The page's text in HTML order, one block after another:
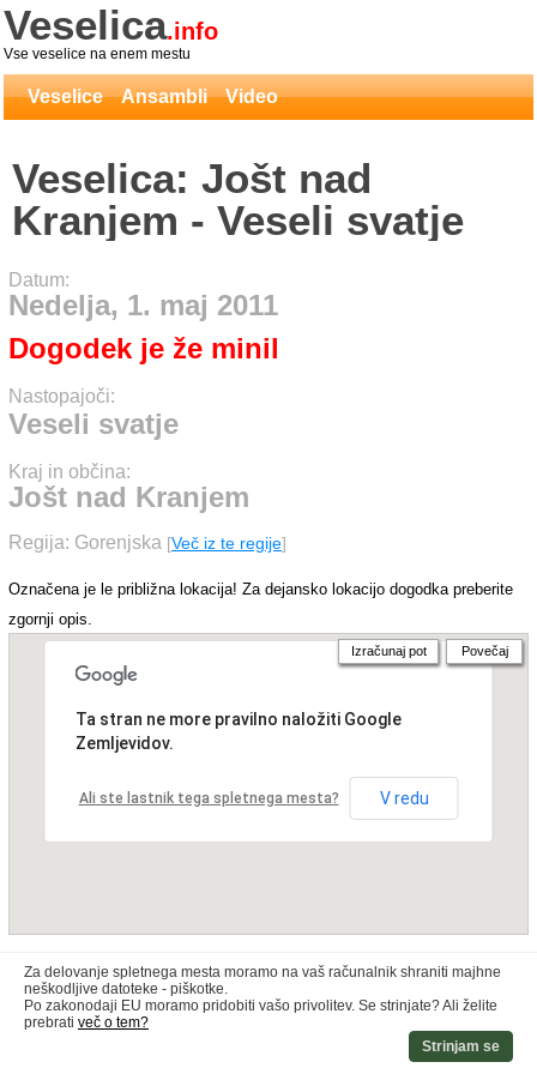
Veselica.info
Vse veselice na enem mestu
Veselice Ansambli Video
Veselica: Jošt nad
Kranjem - Veseli svatje
Datum:
Nedelja, 1. maj 2011
Dogodek je že minil
Nastopajoči:
Veseli svatje
Kraj in občina:
Jošt nad Kranjem
Regija: Gorenjska [Več iz te regije]
Označena je le približna lokacija! Za dejansko lokacijo dogodka preberite
zgornji opis.
Ta stran ne more pravilno naložiti Google
Zemljevidov.
Ali ste lastnik tega spletnega mesta? V redu
Izračunaj pot Povečaj
Za delovanje spletnega mesta moramo na vaš računalnik shraniti majhne
neškodljive datoteke - piškotke.
Po zakonodaji EU moramo pridobiti vašo privolitev. Se strinjate? Ali želite
prebrati več o tem?
Strinjam se